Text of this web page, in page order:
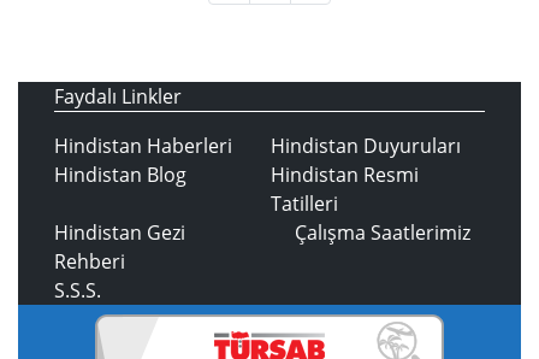
Faydalı Linkler
Hindistan Haberleri
Hindistan Duyuruları
Hindistan Blog
Hindistan Resmi
Tatilleri
Hindistan Gezi
Rehberi
Çalışma Saatlerimiz
S.S.S.